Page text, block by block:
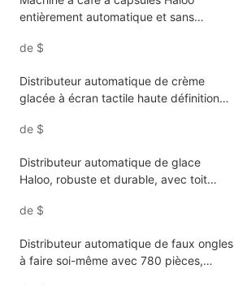
entièrement automatique et sans
froides, avec kit de développement
automatique.
de $
Distributeur automatique de crème
glacée à écran tactile haute définition
refroidissement et de conservation |
de $
Distributeur automatique de glace
Haloo, robuste et durable, avec toit
200 kg et fermeture automatique.
de $
Distributeur automatique de faux ongles
à faire soi-même avec 780 pièces,